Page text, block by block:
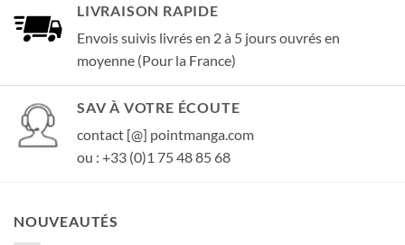
LIVRAISON RAPIDE
Envois suivis livrés en 2 à 5 jours ouvrés en
moyenne (Pour la France)
SAV À VOTRE ÉCOUTE
contact [@] pointmanga.com
ou : +33 (0)1 75 48 85 68
NOUVEAUTÉS